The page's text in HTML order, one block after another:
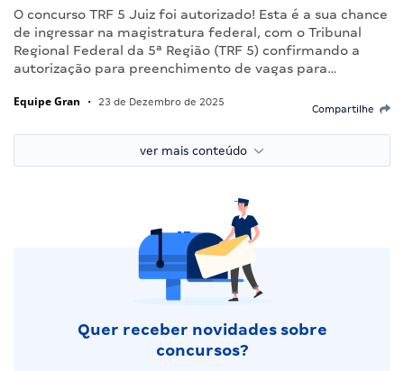
O concurso TRF 5 Juiz foi autorizado! Esta é a sua chance
de ingressar na magistratura federal, com o Tribunal
Regional Federal da 5ª Região (TRF 5) confirmando a
autorização para preenchimento de vagas para…
Equipe Gran • 23 de Dezembro de 2025
Compartilhe
ver mais conteúdo
Quer receber novidades sobre
concursos?